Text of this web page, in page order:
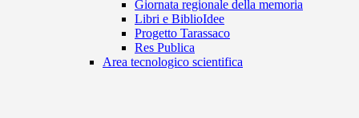
Giornata regionale della memoria
Libri e BiblioIdee
Progetto Tarassaco
Res Publica
Area tecnologico scientifica